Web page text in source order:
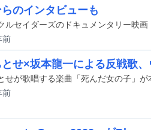
らのインタビューも
前
とせ×坂本龍一による反戦歌
せが歌唱する楽曲「死んだ女の子」が
前